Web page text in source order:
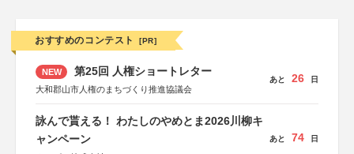
おすすめのコンテスト [PR]
NEW 第25回 人権ショートレター
大和郡山市人権のまちづくり推進協議会
あと 26 日
詠んで貰える！ わたしのやめとま2026川柳キ
ャンペーン
あと 74 日